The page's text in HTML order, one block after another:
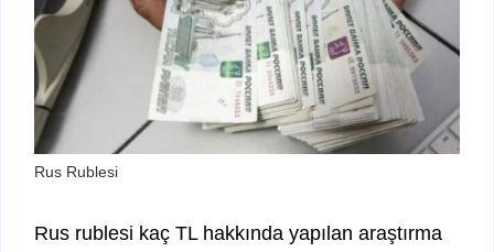
Rus Rublesi
Rus rublesi kaç TL hakkında yapılan araştırma